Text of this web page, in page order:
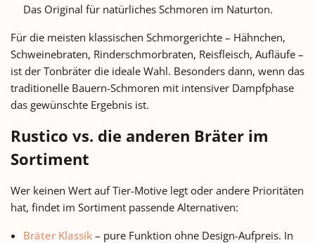
Das Original für natürliches Schmoren im Naturton.
Für die meisten klassischen Schmorgerichte – Hähnchen,
Schweinebraten, Rinderschmorbraten, Reisfleisch, Aufläufe –
ist der Tonbräter die ideale Wahl. Besonders dann, wenn das
traditionelle Bauern-Schmoren mit intensiver Dampfphase
das gewünschte Ergebnis ist.
Rustico vs. die anderen Bräter im
Sortiment
Wer keinen Wert auf Tier-Motive legt oder andere Prioritäten
hat, findet im Sortiment passende Alternativen:
Bräter Klassik – pure Funktion ohne Design-Aufpreis. In